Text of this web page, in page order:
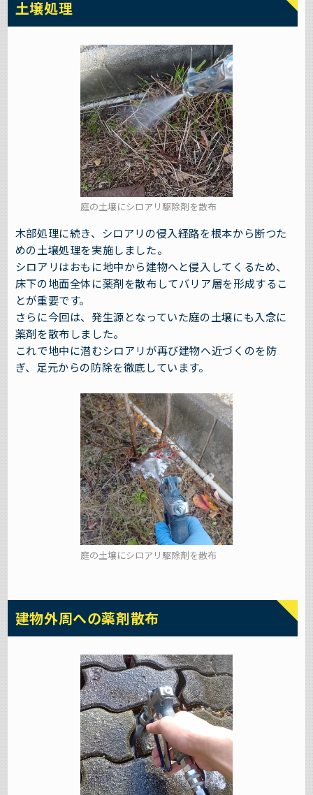
土壌処理
庭の土壌にシロアリ駆除剤を散布
木部処理に続き、シロアリの侵入経路を根本から断つた
めの土壌処理を実施しました。
シロアリはおもに地中から建物へと侵入してくるため、
床下の地面全体に薬剤を散布してバリア層を形成するこ
とが重要です。
さらに今回は、発生源となっていた庭の土壌にも入念に
薬剤を散布しました。
これで地中に潜むシロアリが再び建物へ近づくのを防
ぎ、足元からの防除を徹底しています。
庭の土壌にシロアリ駆除剤を散布
建物外周への薬剤散布